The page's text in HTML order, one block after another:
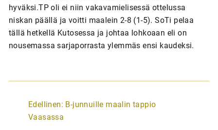
hyväksi.TP oli ei niin vakavamielisessä ottelussa
niskan päällä ja voitti maalein 2-8 (1-5). SoTi pelaa
tällä hetkellä Kutosessa ja johtaa lohkoaan eli on
nousemassa sarjaporrasta ylemmäs ensi kaudeksi.
A
r
Edellinen: B-junnuille maalin tappio
Vaasassa